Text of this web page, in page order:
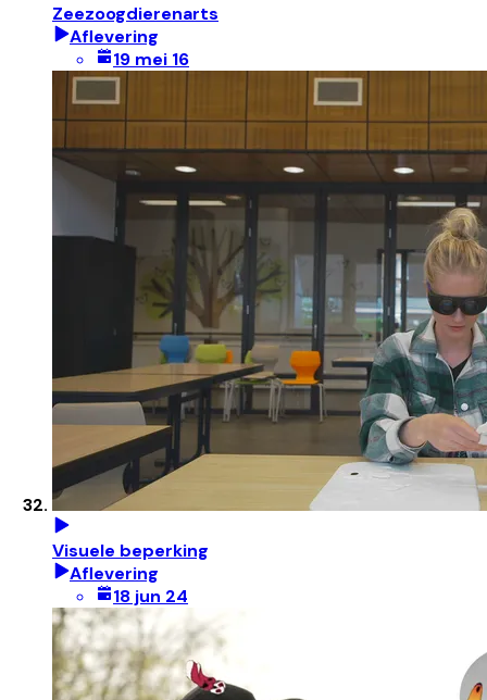
Zeezoogdierenarts
Aflevering
19 mei 16
Visuele beperking
Aflevering
18 jun 24